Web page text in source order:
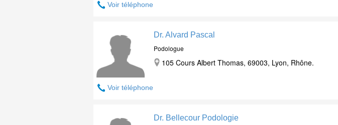
Voir téléphone
Voir téléphone
Dr. Alvard Pascal
Podologue
105 Cours Albert Thomas, 69003, Lyon, Rhône.
Dr. Bellecour Podologie